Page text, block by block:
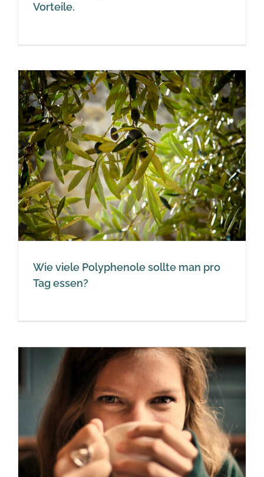
Vorteile.
Wie viele Polyphenole sollte man pro
Tag essen?